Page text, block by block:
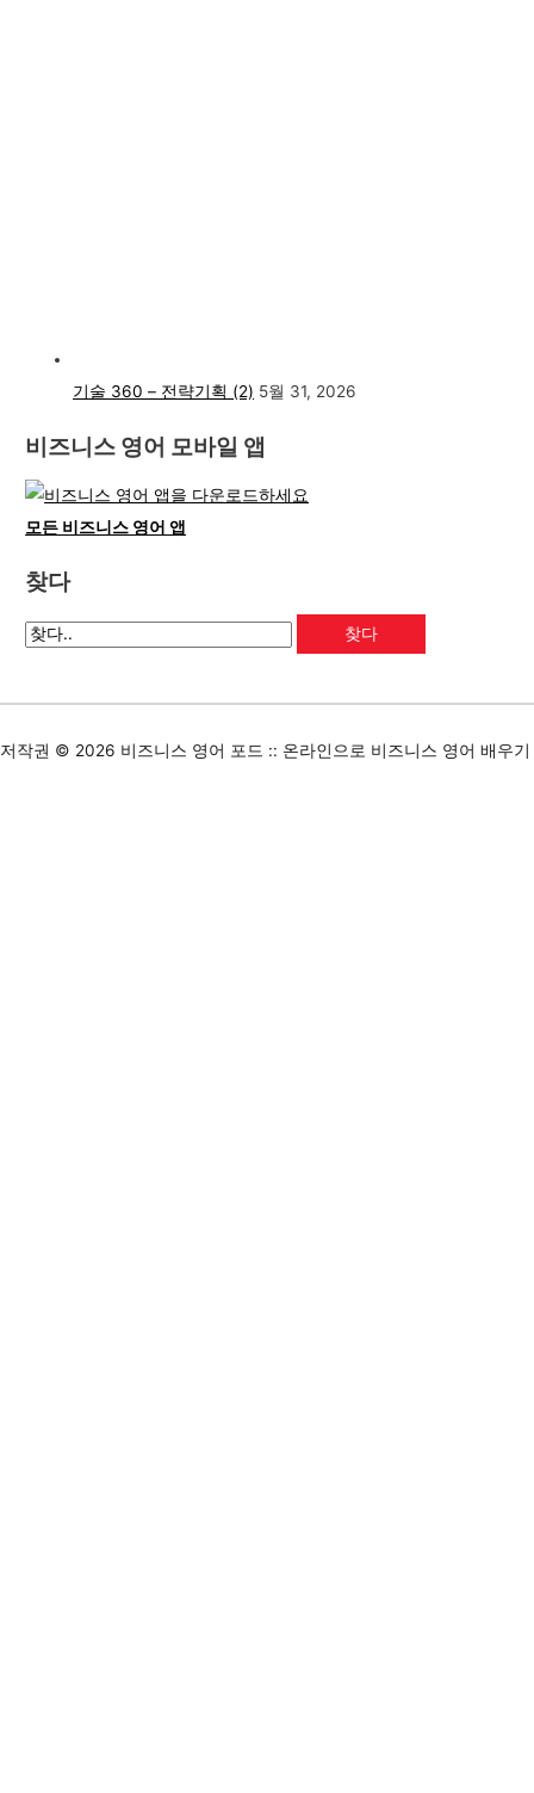
기술 360 – 전략기획 (2) 5월 31, 2026
비즈니스 영어 모바일 앱
모든 비즈니스 영어 앱
찾다
저작권 © 2026 비즈니스 영어 포드 :: 온라인으로 비즈니스 영어 배우기